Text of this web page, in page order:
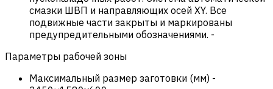
смазки ШВП и направляющих осей XY. Все
подвижные части закрыты и маркированы
предупредительными обозначениями. -
Параметры рабочей зоны
Максимальный размер заготовки (мм) -